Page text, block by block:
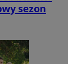
sezon